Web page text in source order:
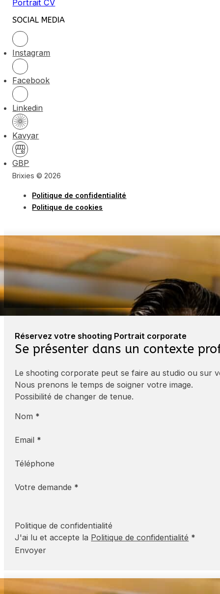
Portrait CV
SOCIAL MEDIA
Instagram
Facebook
Linkedin
Kavyar
GBP
Brixies © 2026
Politique de confidentialité
Politique de cookies
Réservez votre shooting Portrait corporate
Se présenter dans un contexte
Le shooting corporate peut se faire au studio ou sur
Nous prenons le temps de soigner votre image.
Possibilité de changer de tenue.
Nom *
Email *
Téléphone
Votre demande *
Politique de confidentialité
J'ai lu et accepte la Politique de confidentialité *
Envoyer
« La beauté du geste »
Barman au Funky Claude Bar